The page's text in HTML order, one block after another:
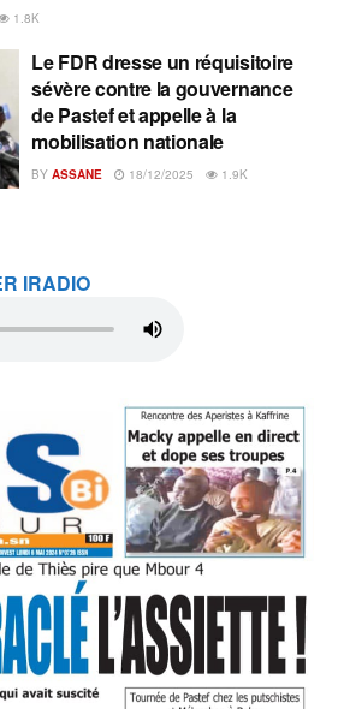
1.8K
Le FDR dresse un réquisitoire
sévère contre la gouvernance
de Pastef et appelle à la
mobilisation nationale
BY ASSANE 18/12/2025 1.9K
IRADIO